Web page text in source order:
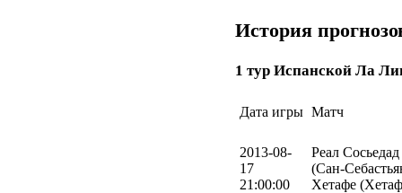
История
1 тур Испанской Ла
Дата игры Матч
2013-08-
17
21:00:00
Реал Сосьедад
(Сан-
Хетафе